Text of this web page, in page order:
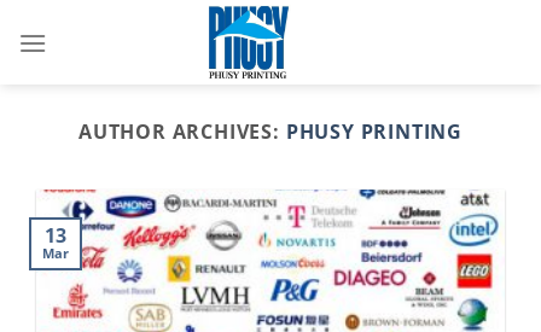
AUTHOR ARCHIVES: PHUSY PRINTING
13
Mar